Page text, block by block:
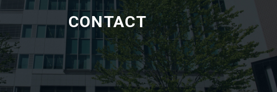
CONTACT